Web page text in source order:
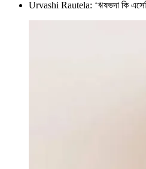
Urvashi Rautela: ‘ঋষভদা কি